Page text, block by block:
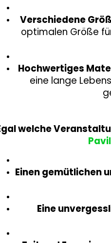
Verschiedene
optimalen Größe
Hochwertiges
eine lange
welche
Einen gemütlichen
Eine